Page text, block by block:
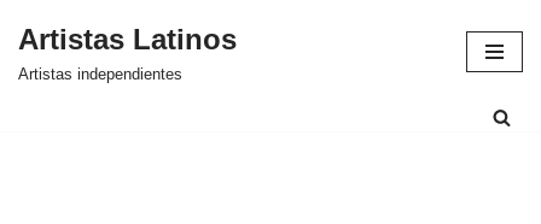
Saltar
Artistas Latinos
Artistas independientes